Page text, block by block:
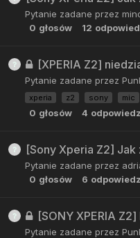
Pytanie zadane przez
0 głosów 12
[XPERIA Z2]
Pytanie zadane przez
xperia z2 sony mic
0 głosów 4
[Sony Xperia Z2] Jak
Pytanie zadane przez
0 głosów 6
[SONY XPERIA
Pytanie zadane przez